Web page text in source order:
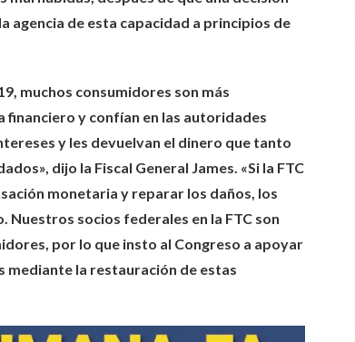
agencia de esta capacidad a principios de
muchos consumidores son más
financiero y confían en las autoridades
y les devuelvan el dinero que tanto
dijo la Fiscal General James. «Si la FTC
monetaria y reparar los daños, los
Nuestros socios federales en la FTC son
por lo que insto al Congreso a apoyar
mediante la restauración de estas